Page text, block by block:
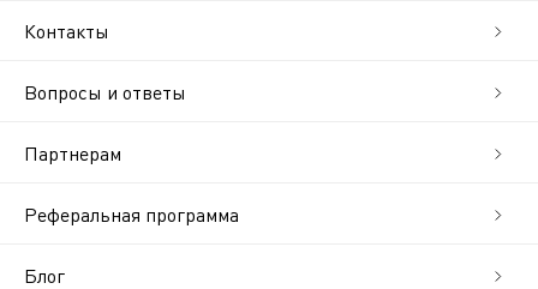
Контакты
Вопросы и ответы
Партнерам
Реферальная программа
Блог